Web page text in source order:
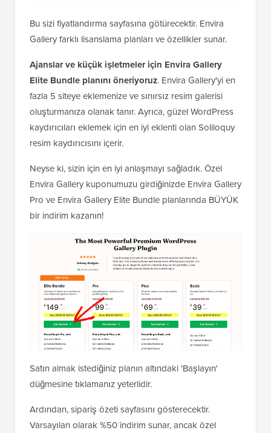
Bu sizi fiyatlandırma sayfasına götürecektir. Envira
Gallery farklı lisanslama planları ve özellikler sunar.
Ajanslar ve küçük işletmeler için Envira Gallery
Elite Bundle planını öneriyoruz. Envira Gallery'yi en
fazla 5 siteye eklemenize ve sınırsız resim galerisi
oluşturmanıza olanak tanır. Ayrıca, güzel WordPress
kaydırıcıları eklemek için en iyi eklenti olan Soliloquy
resim kaydırıcısını içerir.
Neyse ki, sizin için en iyi anlaşmayı sağladık. Özel
Envira Gallery kuponumuzu girdiğinizde Envira Gallery
Pro ve Envira Gallery Elite Bundle planlarında BÜYÜK
bir indirim kazanın!
Satın almak istediğiniz planın altındaki 'Başlayın'
düğmesine tıklamanız yeterlidir.
Ardından, sipariş özeti sayfasını gösterecektir.
Varsayılan olarak %50 indirim sunar, ancak özel